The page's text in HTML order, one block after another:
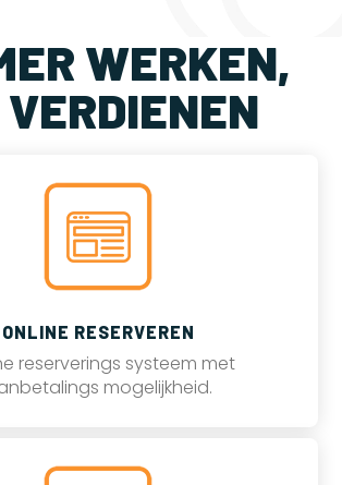
WERKEN,
ONLINE RESERVEREN
reserverings systeem met
mogelijkheid.